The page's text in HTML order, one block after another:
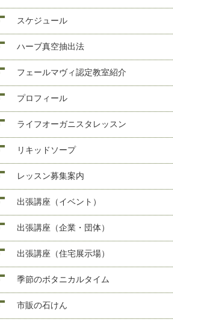
スケジュール
ハーブ真空抽出法
フェールマヴィ認定教室紹介
プロフィール
ライフオーガニスタレッスン
リキッドソープ
レッスン募集案内
出張講座（イベント）
出張講座（企業・団体）
出張講座（住宅展示場）
季節のボタニカルタイム
市販の石けん